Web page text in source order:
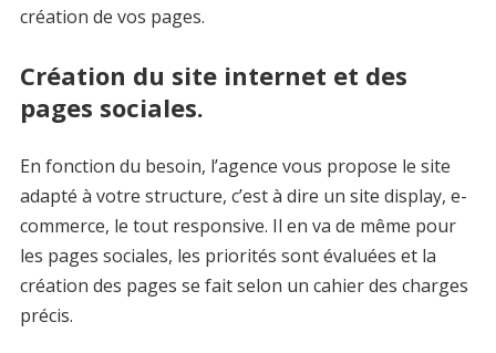
création de vos pages.
Création du site internet et des
pages sociales.
En fonction du besoin, l’agence vous propose le site
adapté à votre structure, c’est à dire un site display, e-
commerce, le tout responsive. Il en va de même pour
les pages sociales, les priorités sont évaluées et la
création des pages se fait selon un cahier des charges
précis.